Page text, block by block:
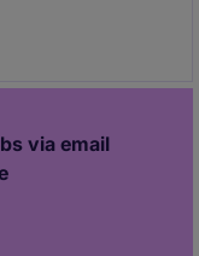
clôtures
des
via email